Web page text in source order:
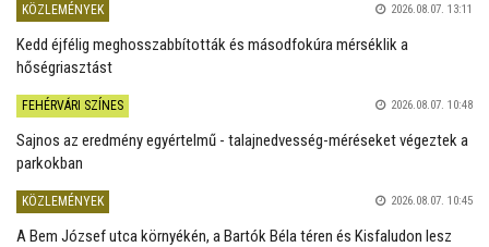
KÖZLEMÉNYEK 2026.08.07. 13:11
Kedd éjfélig meghosszabbították és másodfokúra mérséklik a
hőségriasztást
FEHÉRVÁRI SZÍNES 2026.08.07. 10:48
Sajnos az eredmény egyértelmű - talajnedvesség-méréseket végeztek a
parkokban
KÖZLEMÉNYEK 2026.08.07. 10:45
A Bem József utca környékén, a Bartók Béla téren és Kisfaludon lesz